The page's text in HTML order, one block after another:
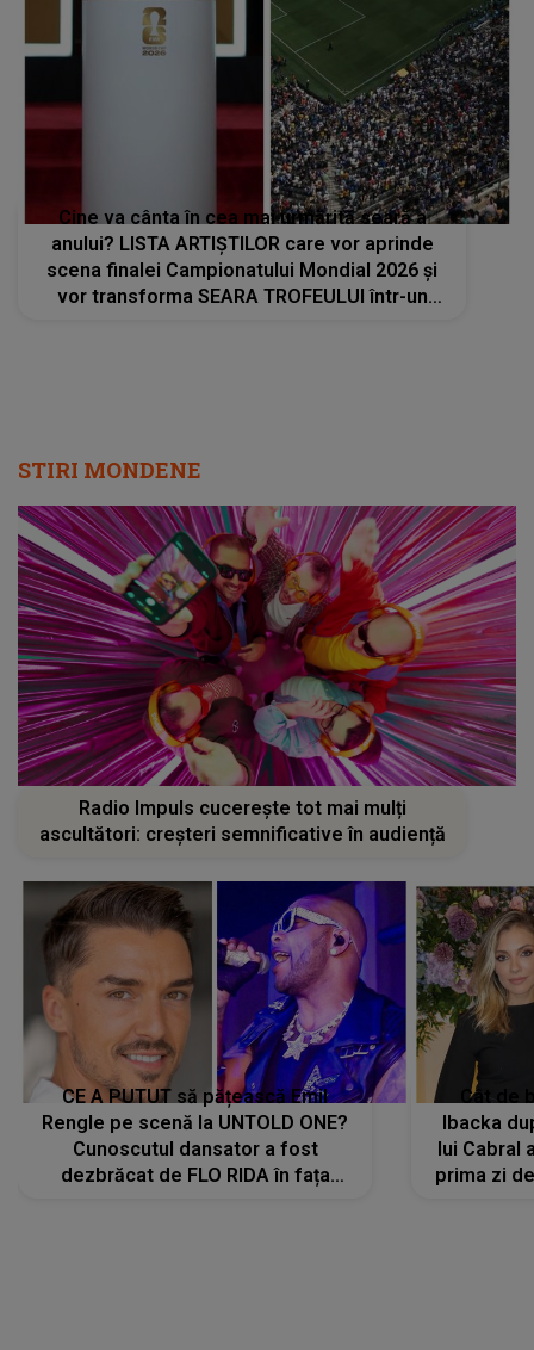
Cine va cânta în cea mai urmărită seară a
anului? LISTA ARTIȘTILOR care vor aprinde
scena finalei Campionatului Mondial 2026 și
vor transforma SEARA TROFEULUI într-un
STIRI MONDENE
Radio Impuls cucerește tot mai mulți
ascultători: creșteri semnificative în audiență
CE A PUTUT să pățească Emil
Rengle pe scenă la UNTOLD ONE?
Cunoscutul dansator a fost
dezbrăcat de FLO RIDA în fața
Cât de
Ibacka
lui Cabral
prima zi